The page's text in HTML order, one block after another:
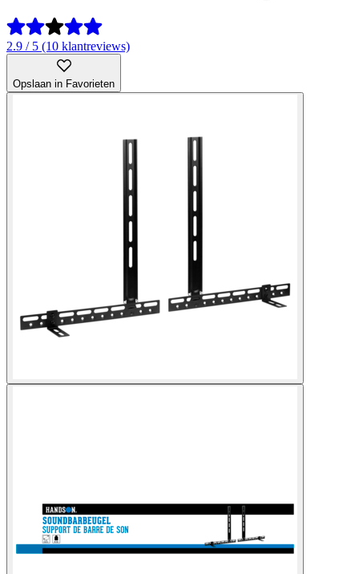
2.9 / 5 (10 klantreviews)
Opslaan in Favorieten